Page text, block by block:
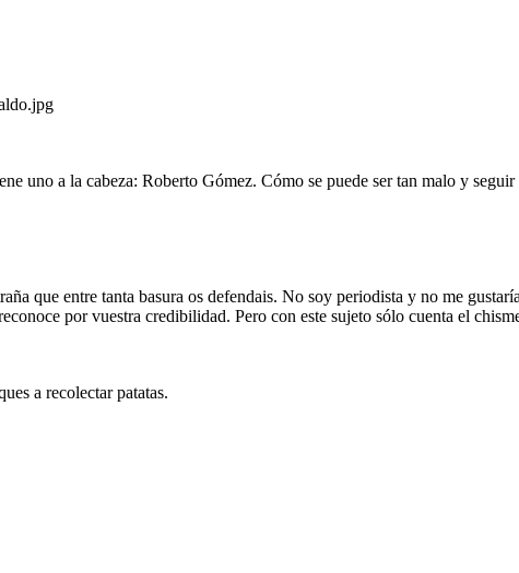
uno a la cabeza: Roberto Gómez. Cómo se puede ser tan malo y
que entre tanta basura os defendais. No soy periodista y no me
por vuestra credibilidad. Pero con este sujeto sólo cuenta el
a recolectar patatas.